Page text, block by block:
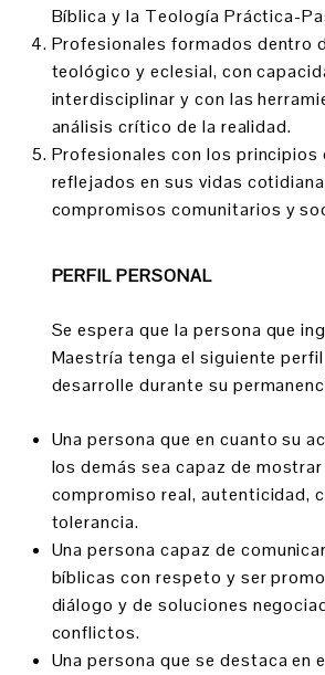
Bíblica y la Teología Práctica-
Profesionales formados dentro
teológico y eclesial, con
interdisciplinar y con las
análisis crítico de la realidad.
Profesionales con los principios
reflejados en sus vidas
compromisos comunitarios y
PERFIL PERSONAL
Se espera que la persona que
Maestría tenga el siguiente
desarrolle durante su
Una persona que en cuanto su
los demás sea capaz de
compromiso real, autenticidad,
tolerancia.
Una persona capaz de
bíblicas con respeto y ser
diálogo y de soluciones
conflictos.
Una persona que se destaca en